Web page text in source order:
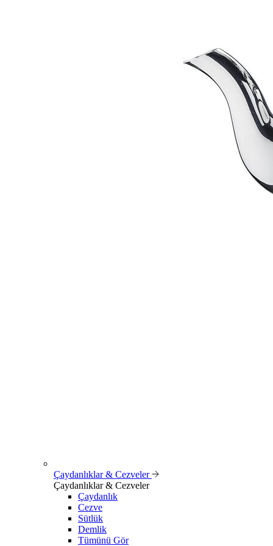
Çaydanlıklar & Cezveler
Çaydanlıklar & Cezveler
Çaydanlık
Cezve
Sütlük
Demlik
Tümünü Gör